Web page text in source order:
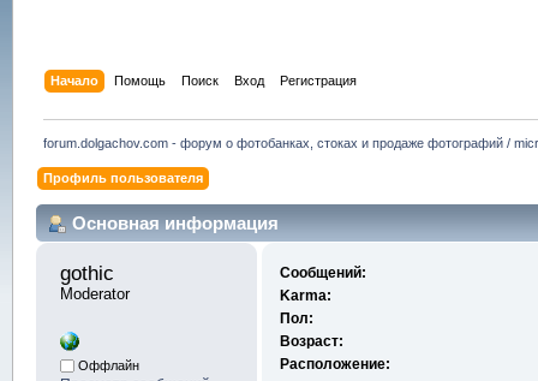
Начало Помощь Поиск Вход Регистрация
forum.dolgachov.com - форум о фотобанках, стоках и продаже фотографий /
Профиль пользователя
Основная информация
gothic
Moderator
Оффлайн
Сообщений:
Karma:
Пол:
Возраст:
Расположение: